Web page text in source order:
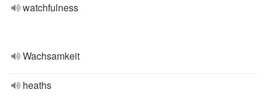
watchfulness
Wachsamkeit
heaths